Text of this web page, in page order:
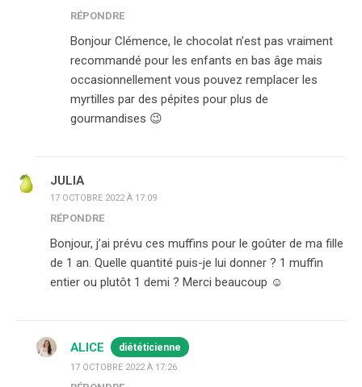
RÉPONDRE
Bonjour Clémence, le chocolat n’est pas vraiment
recommandé pour les enfants en bas âge mais
occasionnellement vous pouvez remplacer les
myrtilles par des pépites pour plus de
gourmandises 😉
JULIA
17 OCTOBRE 2022 À 17:09
RÉPONDRE
Bonjour, j’ai prévu ces muffins pour le goûter de ma fille
de 1 an. Quelle quantité puis-je lui donner ? 1 muffin
entier ou plutôt 1 demi ? Merci beaucoup ☺️
ALICE diététicienne
17 OCTOBRE 2022 À 17:26